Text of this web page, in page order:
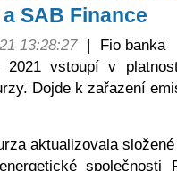
SAB Finance
13:28:27 |
Fio banka
vstoupí v
Dojde k zařazení
aktualizovala